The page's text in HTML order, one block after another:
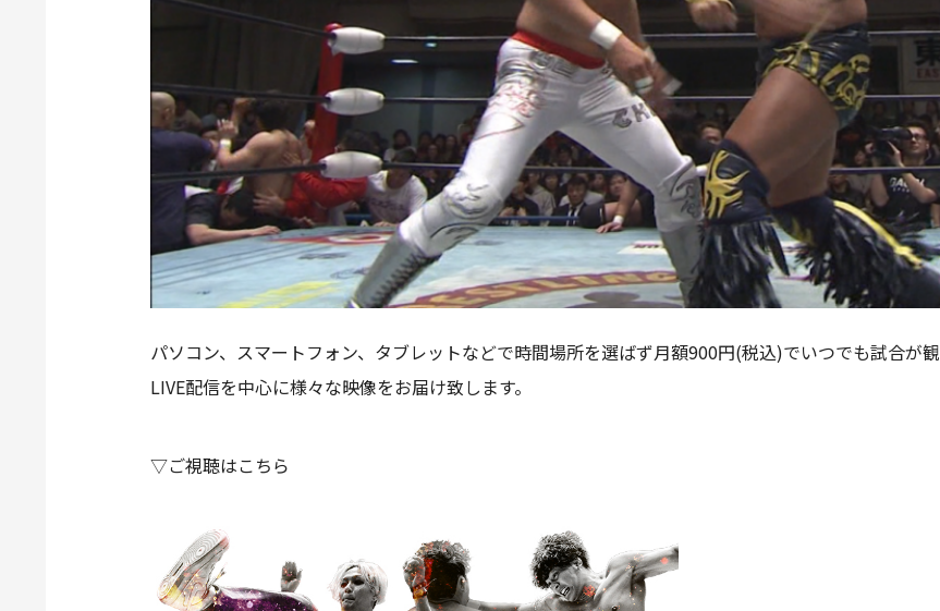
パソコン、スマートフォン、タブレットなどで時間場所を選ばず月額900円(税込)でいつでも試合が
LIVE配信を中心に様々な映像をお届け致します。
▽ご視聴はこちら